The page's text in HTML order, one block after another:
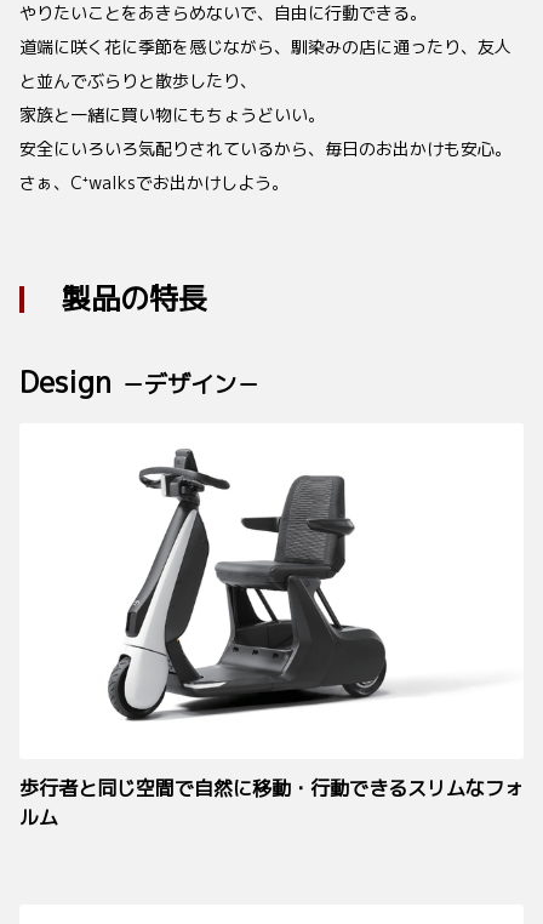
やりたいことをあきらめないで、自由に行動できる。
道端に咲く花に季節を感じながら、馴染みの店に通ったり、友人
と並んでぶらりと散歩したり、
家族と一緒に買い物にもちょうどいい。
安全にいろいろ気配りされているから、毎日のお出かけも安心。
さぁ、C⁺walksでお出かけしよう。
製品の特長
Design －デザイン－
歩行者と同じ空間で自然に移動・行動できるスリムなフォ
ルム